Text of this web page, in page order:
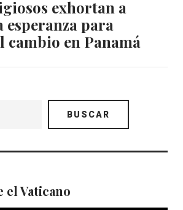
exhortan a
para
en Panamá
BUSCAR
el Vaticano